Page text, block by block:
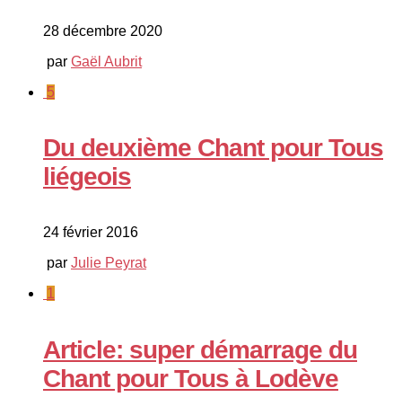
28 décembre 2020
par Gaël Aubrit
5
Du deuxième Chant pour Tous
liégeois
24 février 2016
par Julie Peyrat
1
Article: super démarrage du
Chant pour Tous à Lodève